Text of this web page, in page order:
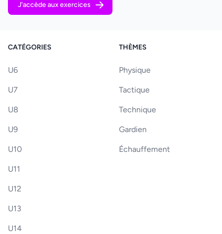
J'accède aux exercices
CATÉGORIES
U6
U7
U8
U9
U10
U11
U12
U13
U14
THÈMES
Physique
Tactique
Technique
Gardien
Échauffement